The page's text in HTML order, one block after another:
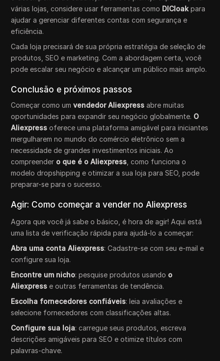
várias lojas, considere usar ferramentas como DICloak para
ajudar a gerenciar diferentes contas com segurança e
eficiência.
Cada loja precisará de sua própria estratégia de seleção de
produtos, SEO e marketing. Com a abordagem certa, você
pode escalar seu negócio e alcançar um público mais amplo.
Conclusão e próximos passos
Começar como umvendedor Aliexpress abre muitas
oportunidades para expandir seu negócio globalmente. O
Aliexpress oferece uma plataforma amigável para iniciantes
mergulharem no mundo do comércio eletrônico sem a
necessidade de grandes investimentos iniciais. Ao
compreender o que é o Aliexpress , como funciona o
modelo dropshipping e otimizar a sua loja para SEO, pode
preparar-se para o sucesso.
Agir: Como começar a vender no Aliexpress
Agora que você já sabe o básico, é hora de agir! Aqui está
uma lista de verificação rápida para ajudá-lo a começar:
Abra uma conta Aliexpress: Cadastre-se com seu e-mail e
configure sua loja.
Encontre um nicho: pesquise produtos usando o
Aliexpress e outras ferramentas de tendência.
Escolha fornecedores confiáveis: leia avaliações e
selecione fornecedores com classificações altas.
Configure sua loja: carregue seus produtos, escreva
descrições amigáveis para SEO e otimize títulos com
palavras-chave.